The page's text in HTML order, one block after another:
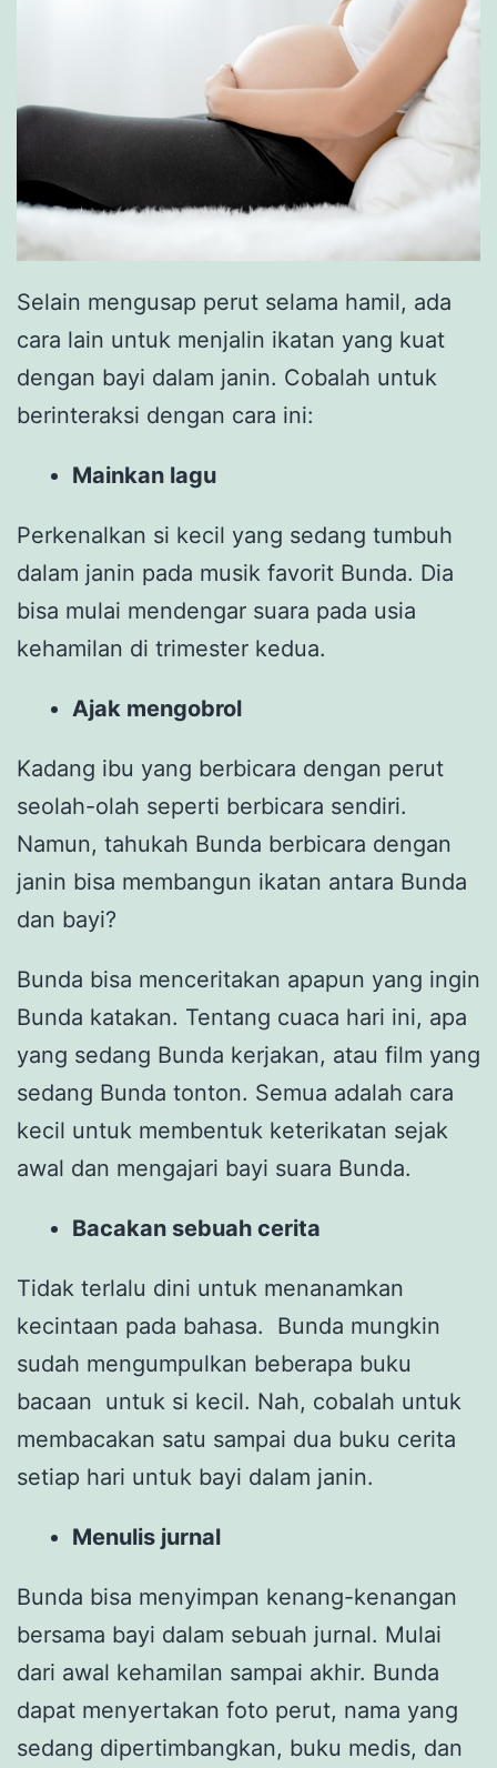
Selain mengusap perut selama hamil, ada
cara lain untuk menjalin ikatan yang kuat
dengan bayi dalam janin. Cobalah untuk
berinteraksi dengan cara ini:
Mainkan lagu
Perkenalkan si kecil yang sedang tumbuh
dalam janin pada musik favorit Bunda. Dia
bisa mulai mendengar suara pada usia
kehamilan di trimester kedua.
Ajak mengobrol
Kadang ibu yang berbicara dengan perut
seolah-olah seperti berbicara sendiri.
Namun, tahukah Bunda berbicara dengan
janin bisa membangun ikatan antara Bunda
dan bayi?
Bunda bisa menceritakan apapun yang ingin
Bunda katakan. Tentang cuaca hari ini, apa
yang sedang Bunda kerjakan, atau film yang
sedang Bunda tonton. Semua adalah cara
kecil untuk membentuk keterikatan sejak
awal dan mengajari bayi suara Bunda.
Bacakan sebuah cerita
Tidak terlalu dini untuk menanamkan
kecintaan pada bahasa. Bunda mungkin
sudah mengumpulkan beberapa buku
bacaan untuk si kecil. Nah, cobalah untuk
membacakan satu sampai dua buku cerita
setiap hari untuk bayi dalam janin.
Menulis jurnal
Bunda bisa menyimpan kenang-kenangan
bersama bayi dalam sebuah jurnal. Mulai
dari awal kehamilan sampai akhir. Bunda
dapat menyertakan foto perut, nama yang
sedang dipertimbangkan, buku medis, dan